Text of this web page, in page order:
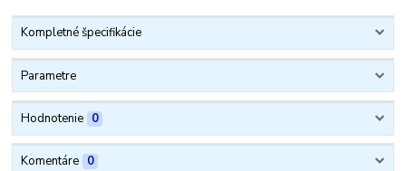
Kompletné špecifikácie
Parametre
Hodnotenie 0
Komentáre 0